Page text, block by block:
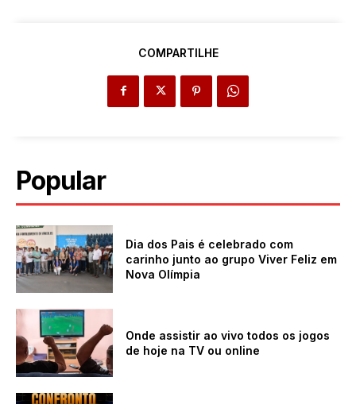
COMPARTILHE
Popular
Dia dos Pais é celebrado com
carinho junto ao grupo Viver Feliz em
Nova Olímpia
Onde assistir ao vivo todos os jogos
de hoje na TV ou online